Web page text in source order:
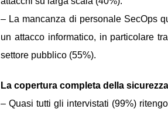
– La mancanza di personale SecOps
un attacco informatico, in particolare
settore pubblico (55%).
La copertura completa della
– Quasi tutti gli intervistati (99%)